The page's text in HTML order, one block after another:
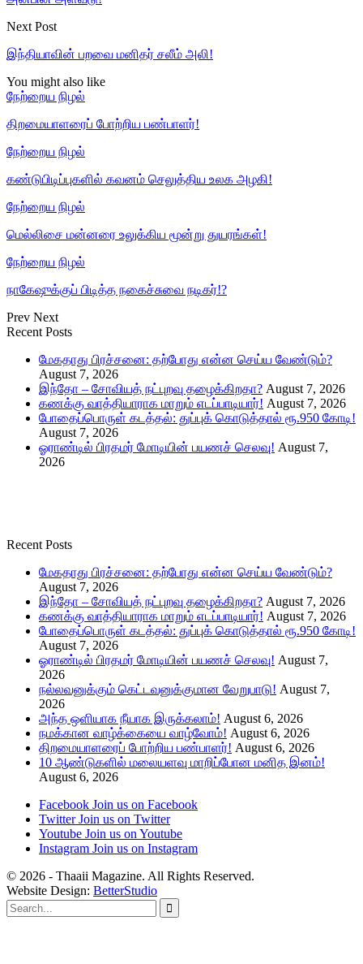
Next Post
இந்தியாவின் பறவை மனிதர் சலீம் அலி!
You might also like
நேற்றைய நிழல்
திறமையாளரைப் போற்றிய பண்பாளர்!
நேற்றைய நிழல்
கண்டுபிடிப்புகளில் கவனம் செலுத்திய உலக அழகி!
நேற்றைய நிழல்
மெல்லிசை மன்னரை உலுக்கிய மூன்று துயரங்கள்!
நேற்றைய நிழல்
நாகேஷுக்குப் பிடித்த நகைச்சுவை நடிகர்!?
Prev Next
Recent Posts
மேகதாது பிரச்சனை: தற்போது என்ன செய்ய வேண்டும்?
August 7, 2026
இந்தோ – சோவியத் நட்புறவு தழைக்கிறதா? August 7, 2026
கணக்கு வாத்தியாராக மாறும் எடப்பாடியார்! August 7, 2026
போதைப்பொருள் கடத்தல்: துப்புக் கொடுத்தால் ரூ.950 கோடி!
August 7, 2026
ஓராண்டில் பிரதமர் மோடியின் பயணச் செலவு! August 7,
2026
Recent Posts
மேகதாது பிரச்சனை: தற்போது என்ன செய்ய வேண்டும்?
August 7, 2026
இந்தோ – சோவியத் நட்புறவு தழைக்கிறதா? August 7, 2026
கணக்கு வாத்தியாராக மாறும் எடப்பாடியார்! August 7, 2026
போதைப்பொருள் கடத்தல்: துப்புக் கொடுத்தால் ரூ.950 கோடி!
August 7, 2026
ஓராண்டில் பிரதமர் மோடியின் பயணச் செலவு! August 7,
2026
நல்லவனுக்கும் கெட்டவனுக்குமான வேறுபாடு! August 7,
2026
அந்த ஒளியாக நீயாக இருக்கலாம்! August 6, 2026
நமக்கான வாழ்க்கையை வாழ்வோம்! August 6, 2026
திறமையாளரைப் போற்றிய பண்பாளர்! August 6, 2026
10 ஆண்டுகளில் மலையளவு மாறிப்போன மனித இனம்!
August 6, 2026
Facebook Join us on Facebook
Twitter Join us on Twitter
Youtube Join us on Youtube
Instagram Join us on Instagram
© 2026 - Thaaii Magazine. All Rights Reserved.
Website Design: BetterStudio